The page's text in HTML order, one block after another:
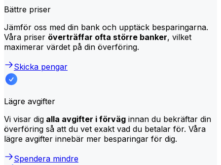
Bättre priser
Jämför oss med din bank och upptäck besparingarna.
Våra priser överträffar ofta större banker, vilket
maximerar värdet på din överföring.
Skicka pengar
Lägre avgifter
Vi visar dig alla avgifter i förväg innan du bekräftar din
överföring så att du vet exakt vad du betalar för. Våra
lägre avgifter innebär mer besparingar för dig.
Spendera mindre